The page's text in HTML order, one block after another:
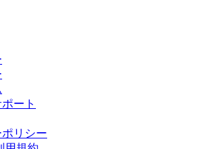
ート
リシー